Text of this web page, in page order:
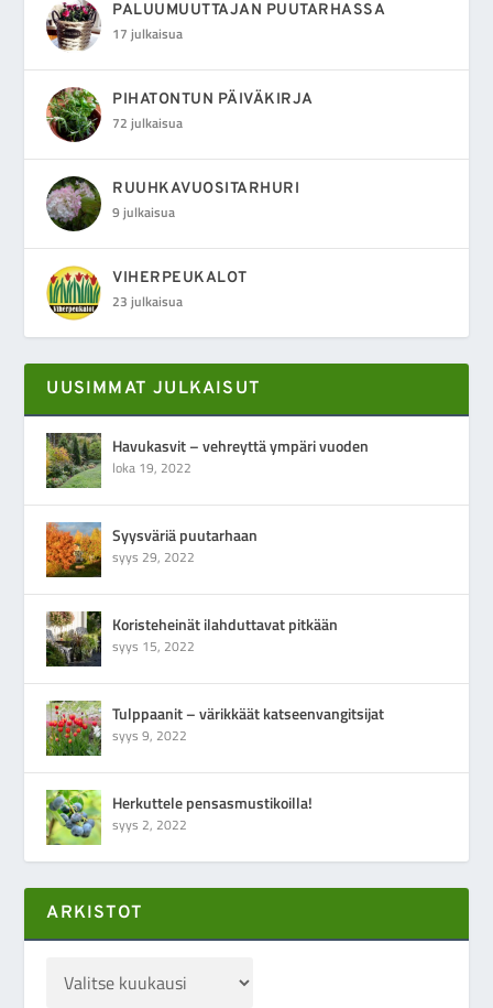
PALUUMUUTTAJAN PUUTARHASSA
17 julkaisua
PIHATONTUN PÄIVÄKIRJA
72 julkaisua
RUUHKAVUOSITARHURI
9 julkaisua
VIHERPEUKALOT
23 julkaisua
UUSIMMAT JULKAISUT
Havukasvit – vehreyttä ympäri vuoden
loka 19, 2022
Syysväriä puutarhaan
syys 29, 2022
Koristeheinät ilahduttavat pitkään
syys 15, 2022
Tulppaanit – värikkäät katseenvangitsijat
syys 9, 2022
Herkuttele pensasmustikoilla!
syys 2, 2022
ARKISTOT